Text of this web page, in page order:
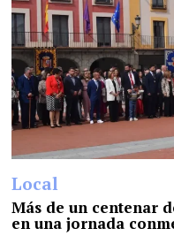
Local
Más de un centenar
en una jornada